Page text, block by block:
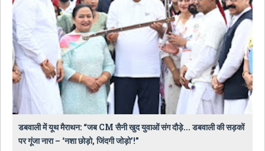
डबवाली में यूथ मैराथन: “जब CM सैनी खुद युवाओं संग दौड़े... डबवाली की सड़कों
पर गूंजा नारा – ‘नशा छोड़ो, जिंदगी जोड़ो’!”